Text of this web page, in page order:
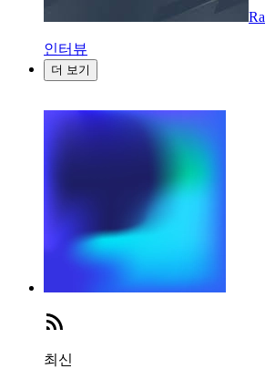
인터뷰
더 보기
최신